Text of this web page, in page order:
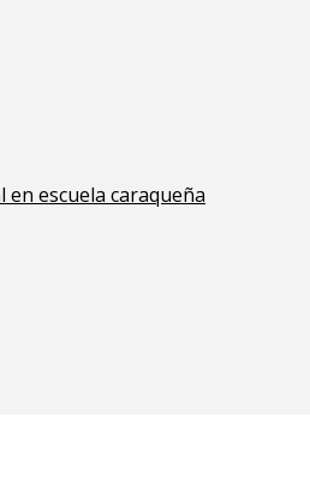
escuela caraqueña